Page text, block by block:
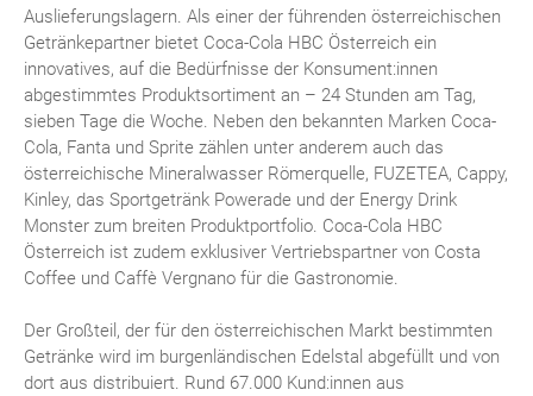
Auslieferungslagern. Als einer der führenden österreichischen
Getränkepartner bietet Coca-Cola HBC Österreich ein
innovatives, auf die Bedürfnisse der Konsument:innen
abgestimmtes Produktsortiment an – 24 Stunden am Tag,
sieben Tage die Woche. Neben den bekannten Marken Coca-
Cola, Fanta und Sprite zählen unter anderem auch das
österreichische Mineralwasser Römerquelle, FUZETEA, Cappy,
Kinley, das Sportgetränk Powerade und der Energy Drink
Monster zum breiten Produktportfolio. Coca-Cola HBC
Österreich ist zudem exklusiver Vertriebspartner von Costa
Coffee und Caffè Vergnano für die Gastronomie.
Der Großteil, der für den österreichischen Markt bestimmten
Getränke wird im burgenländischen Edelstal abgefüllt und von
dort aus distribuiert. Rund 67.000 Kund:innen aus